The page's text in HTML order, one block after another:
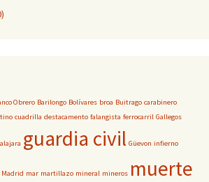
Obrero Barilongo Bolívares broa Buitrago carabinero
cuadrilla destacamento falangista ferrocarril Gallegos
guardia civil Güevon infierno
Madrid mar martillazo mineral mineros muerte